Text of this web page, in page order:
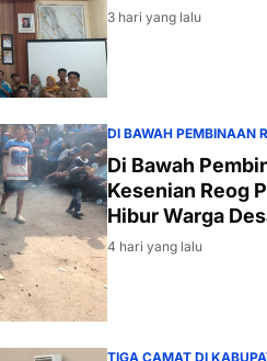
3 hari yang lalu
DI BAWAH PEMBINAAN
Di Bawah
Kesenian Reog
Hibur Warga
4 hari yang lalu
TIGA CAMAT DI